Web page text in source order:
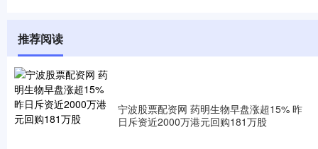
推荐阅读
宁波股票配资网 药明生物早盘涨超15% 昨
日斥资近2000万港元回购181万股